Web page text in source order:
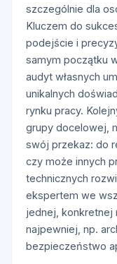
szczególnie dla
Kluczem do
podejście i
samym początku
audyt własnych
unikalnych
rynku pracy.
grupy docelowej,
swój przekaz: do
czy może innych
technicznych
ekspertem we
jednej, konkretnej
najpewniej, np.
bezpieczeństwo